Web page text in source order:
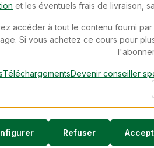
et les éventuels frais de livraison,
accéder à tout le contenu fourni par
Si vous achetez ce cours pour
TéléchargementsDevenir conseiller
Refuser